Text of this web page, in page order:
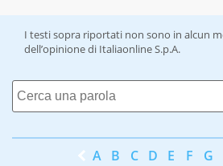
I testi sopra riportati non sono in alcun
dell’opinione di Italiaonline S.p.A.
A B C D E F G